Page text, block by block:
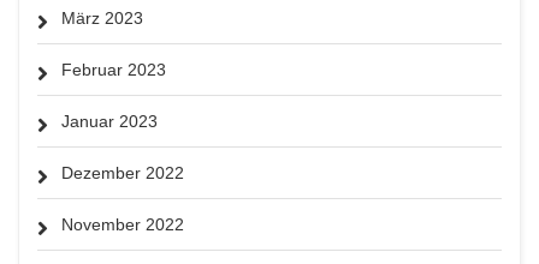
März 2023
Februar 2023
Januar 2023
Dezember 2022
November 2022